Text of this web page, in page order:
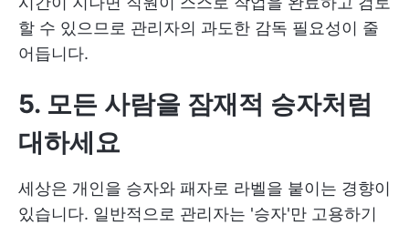
할 수 있으므로 관리자의 과도한 감독 필요성이 줄
어듭니다.
5. 모든 사람을 잠재적 승자처럼
대하세요
세상은 개인을 승자와 패자로 라벨을 붙이는 경향이
있습니다. 일반적으로 관리자는 '승자'만 고용하기